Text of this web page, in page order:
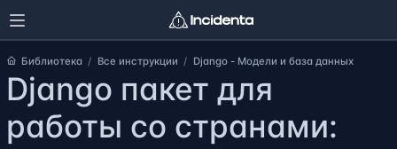
Библиотека Все инструкции Django - Модели и база данных
Django пакет для
работы со странами: